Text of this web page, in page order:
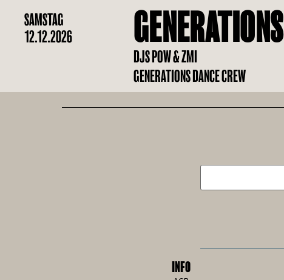
SAMSTAG
12.12.2026
GENERATIONS
DJS POW & ZMI
GENERATIONS DANCE CREW
INFO